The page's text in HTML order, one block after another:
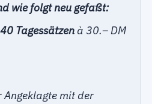
wie folgt neu gefaßt:
Tagessätzen à 30.– DM
Angeklagte mit der